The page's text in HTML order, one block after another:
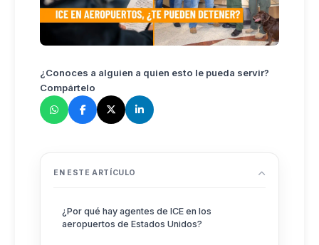
¿Conoces a alguien a quien esto le pueda servir?
Compártelo
EN ESTE ARTÍCULO
¿Por qué hay agentes de ICE en los
aeropuertos de Estados Unidos?